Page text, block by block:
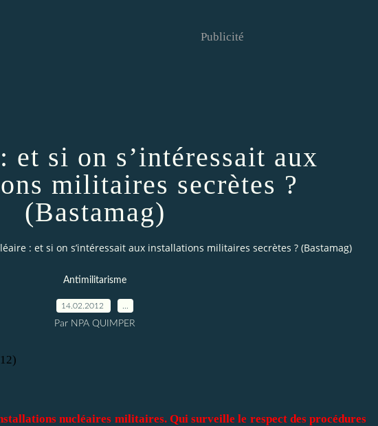
Publicité
et si on s’intéressait aux
militaires secrètes ?
(Bastamag)
: et si on s’intéressait aux installations militaires secrètes ? (Bastamag)
Antimilitarisme
14.02.2012
Par NPA QUIMPER
nucléaires militaires. Qui surveille le respect des procédures